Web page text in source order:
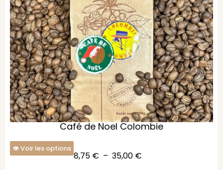
Café de Noel Colombie
Voir les options
8,75 € – 35,00 €